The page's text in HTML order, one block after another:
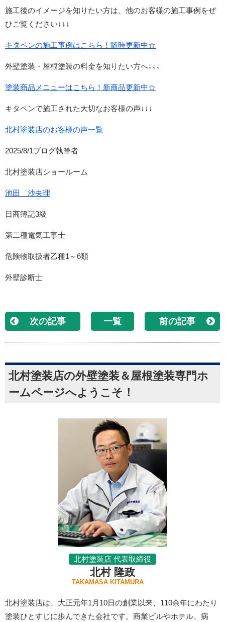
施工後のイメージを知りたい方は、他のお客様の施工事例をぜ
ひご覧ください↓↓↓
キタペンの施工事例はこちら！随時更新中☆
外壁塗装・屋根塗装の料金を知りたい方へ↓↓↓
塗装商品メニューはこちら！新商品更新中☆
キタペンで施工された大切なお客様の声↓↓↓
北村塗装店のお客様の声一覧
2025/8/1ブログ執筆者
北村塗装店ショールーム
池田 沙央理
日商簿記3級
第二種電気工事士
危険物取扱者乙種1～6類
外壁診断士
次の記事 一覧 前の記事
北村塗装店の外壁塗装＆屋根塗装専門ホ
ームページへようこそ！
北村塗装店 代表取締役
北村 隆政
TAKAMASA KITAMURA
北村塗装店は、大正元年1月10日の創業以来、110余年にわたり
塗装ひとすじに歩んできた会社です。商業ビルやホテル、病